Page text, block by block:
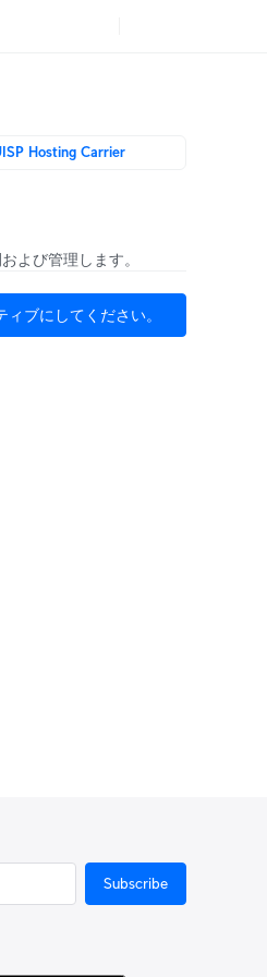
Hosting Carrier
よび管理します。
ブにしてください。
Subscribe